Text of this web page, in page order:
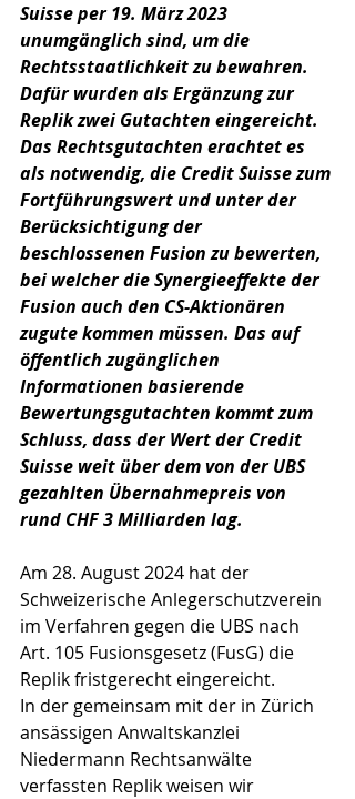
Suisse per 19. März 2023
unumgänglich sind, um die
Rechtsstaatlichkeit zu bewahren.
Dafür wurden als Ergänzung zur
Replik zwei Gutachten eingereicht.
Das Rechtsgutachten erachtet es
als notwendig, die Credit Suisse zum
Fortführungswert und unter der
Berücksichtigung der
beschlossenen Fusion zu bewerten,
bei welcher die Synergieeffekte der
Fusion auch den CS-Aktionären
zugute kommen müssen. Das auf
öffentlich zugänglichen
Informationen basierende
Bewertungsgutachten kommt zum
Schluss, dass der Wert der Credit
Suisse weit über dem von der UBS
gezahlten Übernahmepreis von
rund CHF 3 Milliarden lag.
Am 28. August 2024 hat der
Schweizerische Anlegerschutzverein
im Verfahren gegen die UBS nach
Art. 105 Fusionsgesetz (FusG) die
Replik fristgerecht eingereicht.
In der gemeinsam mit der in Zürich
ansässigen Anwaltskanzlei
Niedermann Rechtsanwälte
verfassten Replik weisen wir